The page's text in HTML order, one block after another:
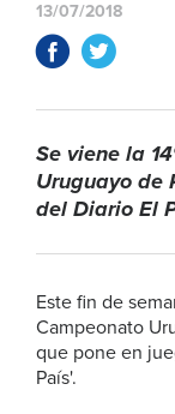
13/07/2018
Se viene la
Uruguayo de
del Diario El
Este fin de
Campeonato
que pone en
País'.